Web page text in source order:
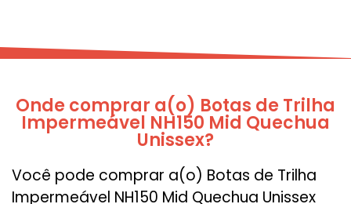
Onde comprar a(o) Botas de Trilha
Impermeável NH150 Mid Quechua
Unissex?
Você pode comprar a(o) Botas de Trilha
Impermeável NH150 Mid Quechua Unissex